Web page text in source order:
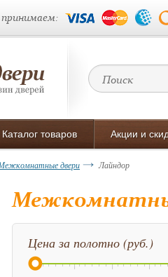
Каталог товаров Акции и
двери Лайндор
Цена за полотно (руб.)